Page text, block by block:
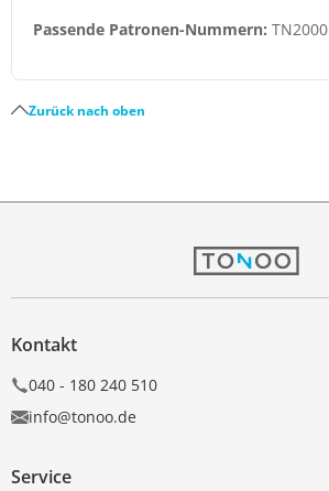
Passende Patronen-Nummern: TN2000
Zurück nach oben
Kontakt
040 - 180 240 510
info@tonoo.de
Service